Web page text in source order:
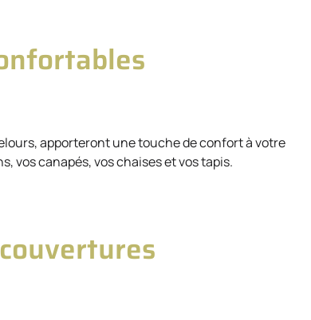
apporteront une touche de confort à votre
vos canapés, vos chaises et vos tapis.